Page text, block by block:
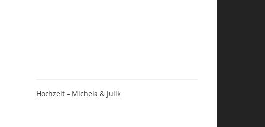
Hochzeit – Michela & Julik